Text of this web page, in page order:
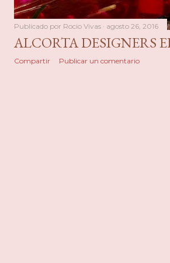
Publicado por Rocio Vivas agosto 26, 2016
ALCORTA DESIGNERS
Compartir Publicar un comentario